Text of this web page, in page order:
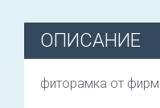
ОПИСАНИЕ
фиторамка от